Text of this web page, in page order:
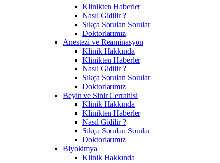
Klinikten Haberler
Nasıl Gidilir ?
Sıkça Sorulan Sorular
Doktorlarımız
Anestezi ve Reaminasyon
Klinik Hakkında
Klinikten Haberler
Nasıl Gidilir ?
Sıkça Sorulan Sorular
Doktorlarımız
Beyin ve Sinir Cerrahisi
Klinik Hakkında
Klinikten Haberler
Nasıl Gidilir ?
Sıkça Sorulan Sorular
Doktorlarımız
Biyokimya
Klinik Hakkında